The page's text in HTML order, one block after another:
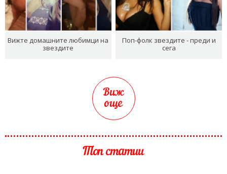
Вижте домашните любимци на
звездите
Поп-фолк звездите - преди и
сега
Виж
още
Топ статии